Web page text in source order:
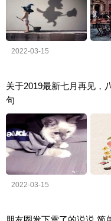
2022-03-15
关于2019最新七月再见，
句
2022-03-15